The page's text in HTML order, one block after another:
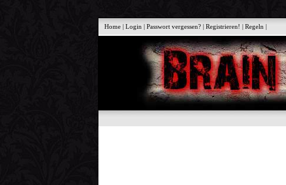
Home |Login |Passwort vergessen? |Registrieren! |Regeln |